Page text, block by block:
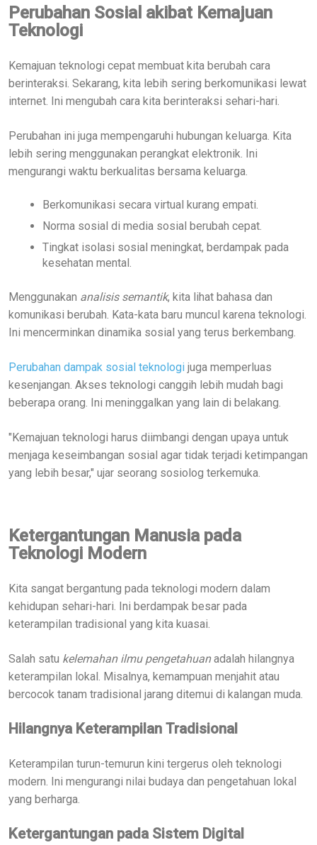
Perubahan Sosial akibat Kemajuan
Teknologi
Kemajuan teknologi cepat membuat kita berubah cara
berinteraksi. Sekarang, kita lebih sering berkomunikasi lewat
internet. Ini mengubah cara kita berinteraksi sehari-hari.
Perubahan ini juga mempengaruhi hubungan keluarga. Kita
lebih sering menggunakan perangkat elektronik. Ini
mengurangi waktu berkualitas bersama keluarga.
Berkomunikasi secara virtual kurang empati.
Norma sosial di media sosial berubah cepat.
Tingkat isolasi sosial meningkat, berdampak pada
kesehatan mental.
Menggunakan analisis semantik, kita lihat bahasa dan
komunikasi berubah. Kata-kata baru muncul karena teknologi.
Ini mencerminkan dinamika sosial yang terus berkembang.
Perubahan dampak sosial teknologi juga memperluas
kesenjangan. Akses teknologi canggih lebih mudah bagi
beberapa orang. Ini meninggalkan yang lain di belakang.
"Kemajuan teknologi harus diimbangi dengan upaya untuk
menjaga keseimbangan sosial agar tidak terjadi ketimpangan
yang lebih besar," ujar seorang sosiolog terkemuka.
Ketergantungan Manusia pada
Teknologi Modern
Kita sangat bergantung pada teknologi modern dalam
kehidupan sehari-hari. Ini berdampak besar pada
keterampilan tradisional yang kita kuasai.
Salah satu kelemahan ilmu pengetahuanadalah hilangnya
keterampilan lokal. Misalnya, kemampuan menjahit atau
bercocok tanam tradisional jarang ditemui di kalangan muda.
Hilangnya Keterampilan Tradisional
Keterampilan turun-temurun kini tergerus oleh teknologi
modern. Ini mengurangi nilai budaya dan pengetahuan lokal
yang berharga.
Ketergantungan pada Sistem Digital